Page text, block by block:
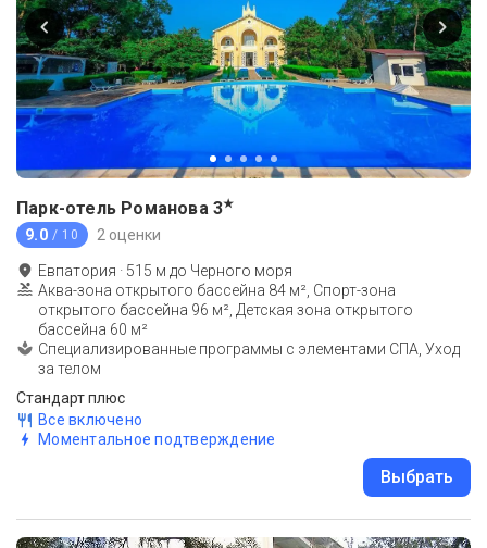
Парк-отель Романова 3★
9.0 / 10 2 оценки
Евпатория · 515 м до Черного моря
Аква-зона открытого бассейна 84 м², Спорт-зона
открытого бассейна 96 м², Детская зона открытого
бассейна 60 м²
Cпециализированные программы с элементами СПА, Уход
за телом
Стандарт плюс
Все включено
Моментальное подтверждение
Выбрать